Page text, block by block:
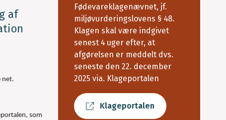
af
net.
som
Fødevareklagenævnet, jf.
miljøvurderingslovens § 48.
Klagen skal være indgivet
senest 4 uger efter, at
afgørelsen er meddelt dvs.
seneste den 22. december
2025 via. Klageportalen
Klageportalen